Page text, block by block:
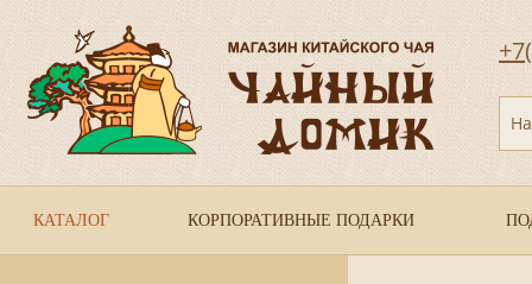
КАТАЛОГ КОРПОРАТИВНЫЕ ПОДАРКИ